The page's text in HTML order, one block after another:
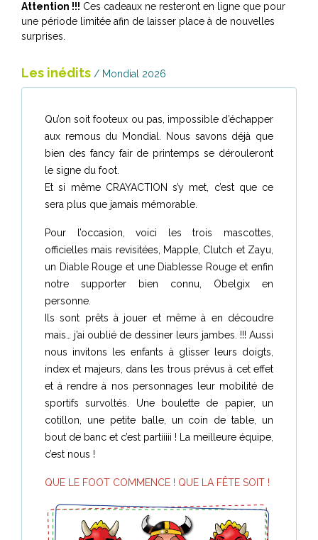
Attention !!! Ces ​cadeaux ne resteront en ligne que pour
une période limitée afin de laisser place à de nouvelles
surprises.
Les inédits / Mondial 2026
Qu’on soit footeux ou pas, impossible d’échapper
aux remous du Mondial. Nous savons déjà que
bien des fancy fair de printemps se dérouleront
le signe du foot.
Et si même CRAYACTION s’y met, c’est que ce
sera plus que jamais mémorable.
Pour l’occasion, voici les trois mascottes,
officielles mais revisitées, Mapple, Clutch et Zayu,
un Diable Rouge et une Diablesse Rouge et enfin
notre supporter bien connu, Obelgix en
personne.
Ils sont prêts à jouer et même à en découdre
mais… j’ai oublié de dessiner leurs jambes. !!! Aussi
nous invitons les enfants à glisser leurs doigts,
index et majeurs, dans les trous prévus à cet effet
et à rendre à nos personnages leur mobilité de
sportifs survoltés. Une boulette de papier, un
cotillon, une petite balle, un coin de table, un
bout de banc et c’est partiiiii ! La meilleure équipe,
c’est nous !
QUE LE FOOT COMMENCE ! QUE LA FÊTE SOIT !